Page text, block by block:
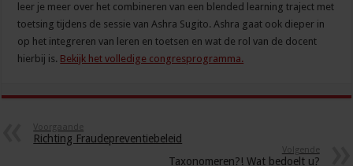
leer je meer over het combineren van een blended learning traject met
toetsing tijdens de sessie van Ashra Sugito. Ashra gaat ook dieper in
op het integreren van leren en toetsen en wat de rol van de docent
hierbij is. Bekijk het volledige congresprogramma.
Voorgaande
Richting Fraudepreventiebeleid
Volgende
Taxonomeren?! Wat bedoelt u?